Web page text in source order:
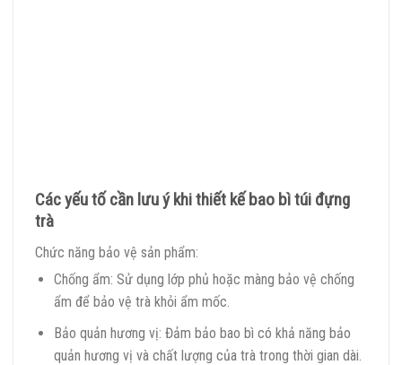
Các yếu tố cần lưu ý khi thiết kế bao bì túi đựng
trà
Chức năng bảo vệ sản phẩm:
Chống ẩm: Sử dụng lớp phủ hoặc màng bảo vệ chống
ẩm để bảo vệ trà khỏi ẩm mốc.
Bảo quản hương vị: Đảm bảo bao bì có khả năng bảo
quản hương vị và chất lượng của trà trong thời gian dài.